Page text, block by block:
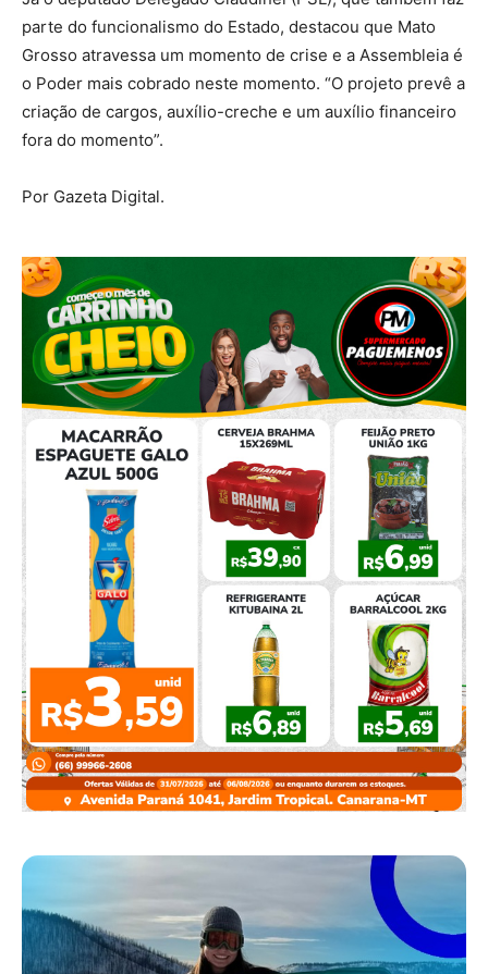
parte do funcionalismo do Estado, destacou que Mato
Grosso atravessa um momento de crise e a Assembleia é
o Poder mais cobrado neste momento. “O projeto prevê a
criação de cargos, auxílio-creche e um auxílio financeiro
fora do momento”.
Por Gazeta Digital.